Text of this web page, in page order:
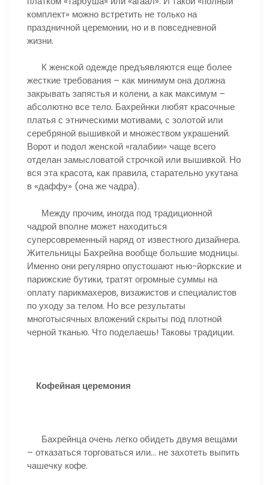
комплект» можно встретить не только на
праздничной церемонии, но и в повседневной
жизни.
К женской одежде предъявляются еще более
жесткие требования – как минимум она должна
закрывать запястья и колени, а как максимум –
абсолютно все тело. Бахрейнки любят красочные
платья с этническими мотивами, с золотой или
серебряной вышивкой и множеством украшений.
Ворот и подол женской «галабии» чаще всего
отделан замысловатой строчкой или вышивкой. Но
вся эта красота, как правила, старательно укутана
в «даффу» (она же чадра).
Между прочим, иногда под традиционной
чадрой вполне может находиться
суперсовременный наряд от известного дизайнера.
Жительницы Бахрейна вообще большие модницы.
Именно они регулярно опустошают нью-йоркские и
парижские бутики, тратят огромные суммы на
оплату парикмахеров, визажистов и специалистов
по уходу за телом. Но все результаты
многотысячных вложений скрыты под плотной
черной тканью. Что поделаешь! Таковы традиции.
Кофейная церемония
Бахрейнца очень легко обидеть двумя вещами
– отказаться торговаться или… не захотеть выпить
чашечку кофе.